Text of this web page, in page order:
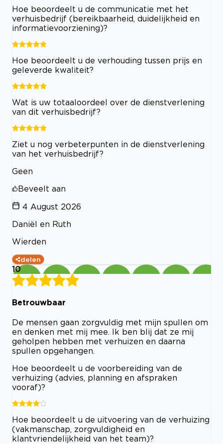
Hoe beoordeelt u de communicatie met het
verhuisbedrijf (bereikbaarheid, duidelijkheid en
informatievoorziening)?
Hoe beoordeelt u de verhouding tussen prijs en
geleverde kwaliteit?
Wat is uw totaaloordeel over de dienstverlening
van dit verhuisbedrijf?
Ziet u nog verbeterpunten in de dienstverlening
van het verhuisbedrijf?
Geen
Beveelt aan
4 August 2026
Daniël en Ruth
Wierden
delen
10
Betrouwbaar
De mensen gaan zorgvuldig met mijn spullen om
en denken met mij mee. Ik ben blij dat ze mij
geholpen hebben met verhuizen en daarna
spullen opgehangen.
Hoe beoordeelt u de voorbereiding van de
verhuizing (advies, planning en afspraken
vooraf)?
Hoe beoordeelt u de uitvoering van de verhuizing
(vakmanschap, zorgvuldigheid en
klantvriendelijkheid van het team)?